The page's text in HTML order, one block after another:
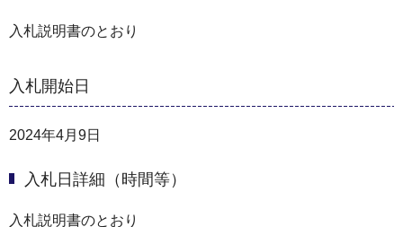
入札説明書のとおり
入札開始日
2024年4月9日
入札日詳細（時間等）
入札説明書のとおり